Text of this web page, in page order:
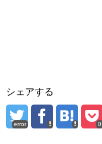
シェアする
error 0